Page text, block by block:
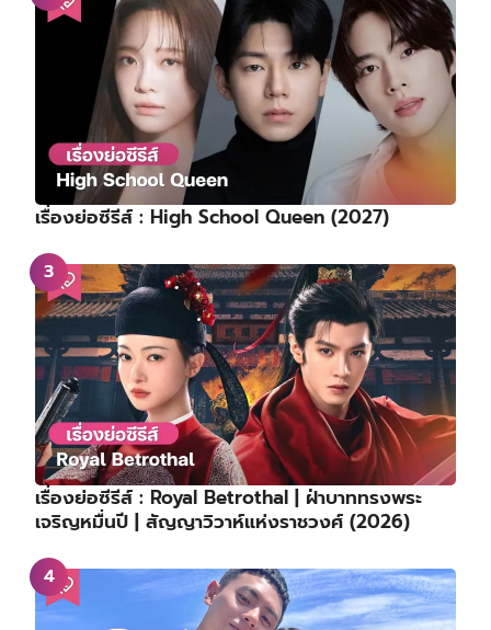
เรื่องย่อซีรีส์ : High School Queen (2027)
เรื่องย่อซีรีส์ : Royal Betrothal | ฝ่าบาททรงพระ
เจริญหมื่นปี | สัญญาวิวาห์แห่งราชวงศ์ (2026)